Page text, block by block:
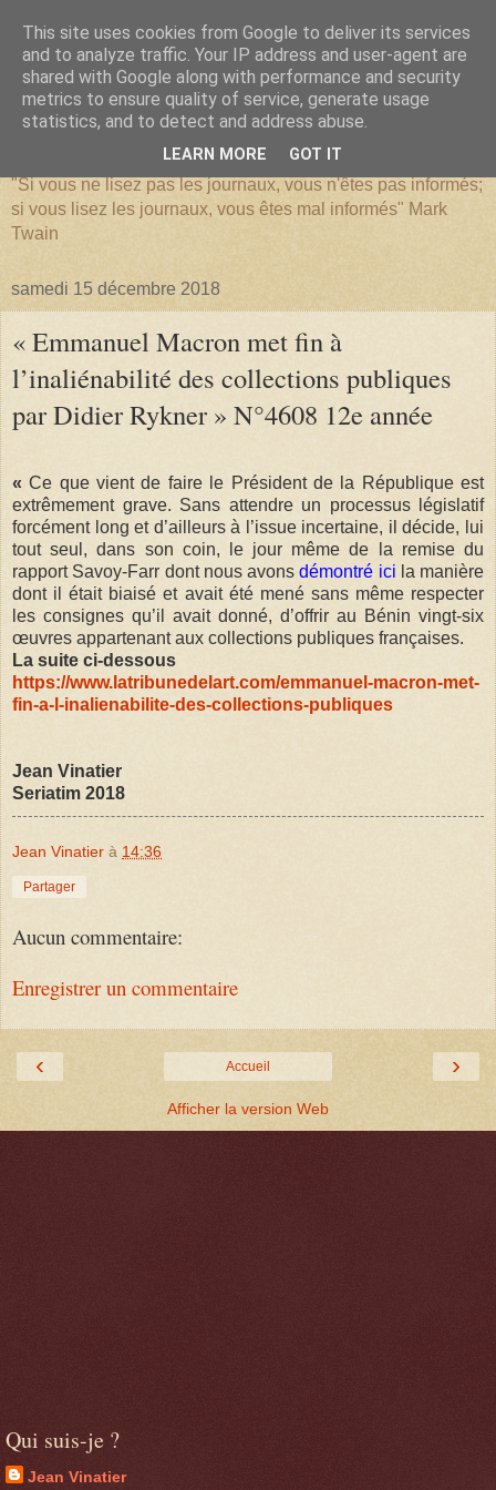
SERIATIM
"Si vous ne lisez pas les journaux, vous n'êtes pas informés;
si vous lisez les journaux, vous êtes mal informés" Mark
Twain
samedi 15 décembre 2018
« Emmanuel Macron met fin à
l’inaliénabilité des collections publiques
par Didier Rykner » N°4608 12e année
«Ce que vient de faire le Président de la République est
extrêmement grave. Sans attendre un processus législatif
forcément long et d’ailleurs à l’issue incertaine, il décide, lui
tout seul, dans son coin, le jour même de la remise du
rapport Savoy-Farr dont nous avonsdémontré ici la manière
dont il était biaisé et avait été mené sans même respecter
les consignes qu’il avait donné, d’offrir au Bénin vingt-six
œuvres appartenant aux collections publiques françaises.
La suite ci-dessous
https://www.latribunedelart.com/emmanuel-macron-met-
fin-a-l-inalienabilite-des-collections-publiques
Jean Vinatier
Seriatim 2018
Jean Vinatier à 14:36
Partager
Aucun commentaire:
Enregistrer un commentaire
‹ ›
Accueil
Afficher la version Web
Qui suis-je ?
Jean Vinatier
This site uses cookies from Google to deliver its services
and to analyze traffic. Your IP address and user-agent are
shared with Google along with performance and security
metrics to ensure quality of service, generate usage
statistics, and to detect and address abuse.
LEARN MORE GOT IT